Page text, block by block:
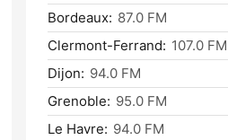
Bordeaux: 87.0 FM
Clermont-Ferrand: 107.0 FM
Dijon: 94.0 FM
Grenoble: 95.0 FM
Le Havre: 94.0 FM